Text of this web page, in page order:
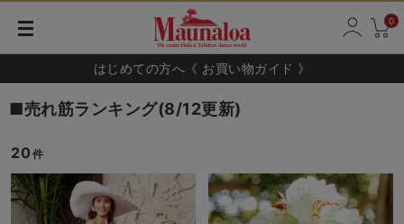
0
はじめての方へ《 お買い物ガイド 》
■売れ筋ランキング(8/12更新)
20 件